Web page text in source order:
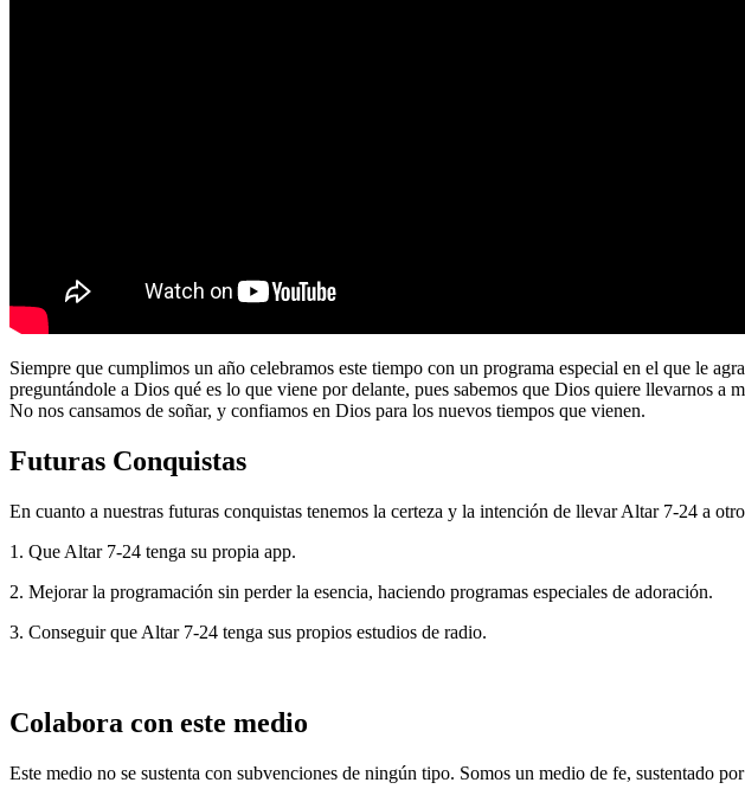
Siempre que cumplimos un año celebramos este tiempo con un programa especial en el que le
preguntándole a Dios qué es lo que viene por delante, pues sabemos que Dios quiere llevarnos
No nos cansamos de soñar, y confiamos en Dios para los nuevos tiempos que vienen.
Futuras Conquistas
En cuanto a nuestras futuras conquistas tenemos la certeza y la intención de llevar Altar 7-24 a
1. Que Altar 7-24 tenga su propia app.
2. Mejorar la programación sin perder la esencia, haciendo programas especiales de adoración.
3. Conseguir que Altar 7-24 tenga sus propios estudios de radio.
Colabora con este medio
Este medio no se sustenta con subvenciones de ningún tipo. Somos un medio de fe, sustentado